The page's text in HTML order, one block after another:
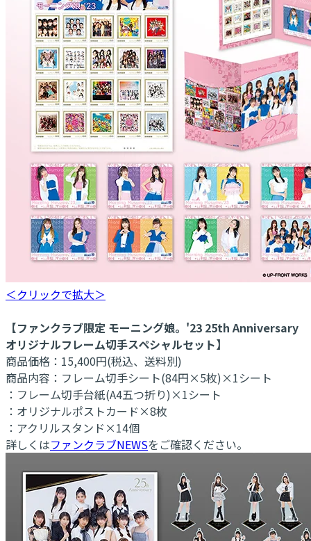
＜クリックで拡大＞
【ファンクラブ限定 モーニング娘。'23 25th Anniversary
オリジナルフレーム切手スペシャルセット】
商品価格：15,400円(税込、送料別)
商品内容：フレーム切手シート(84円×5枚)×1シート
：フレーム切手台紙(A4五つ折り)×1シート
：オリジナルポストカード×8枚
：アクリルスタンド×14個
詳しくはファンクラブNEWSをご確認ください。